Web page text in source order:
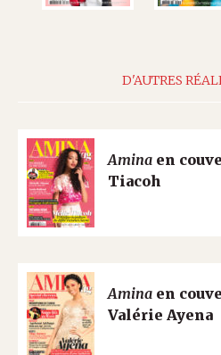
D'AUTRES
Amina en
Tiacoh
Amina en
Valérie Ayena